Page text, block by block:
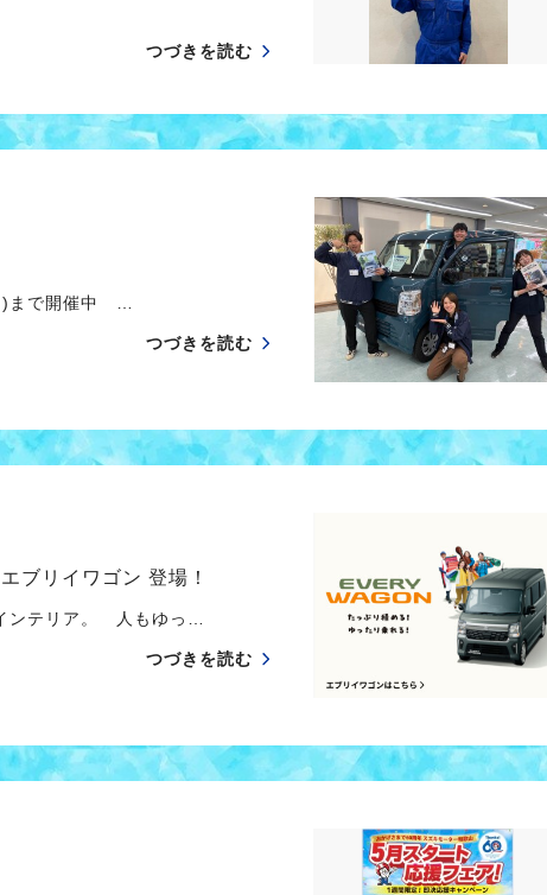
つづきを読む
まで開催中 …
つづきを読む
ブリイワゴン 登場！
ンテリア。 人もゆっ…
つづきを読む